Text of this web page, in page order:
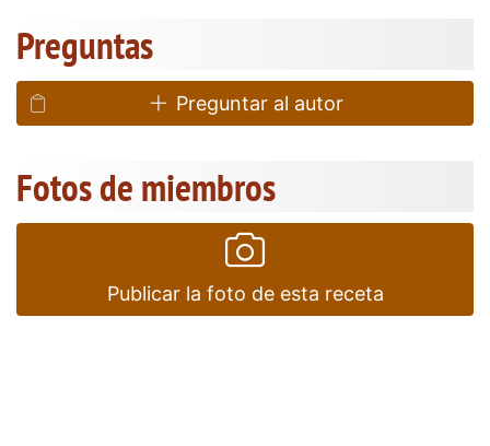
Preguntas
Preguntar al autor
Fotos de miembros
Publicar la foto de esta receta